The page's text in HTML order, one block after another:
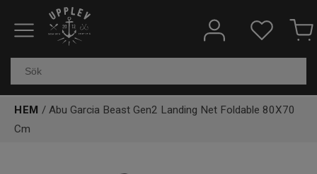
Fiskeredskap
Kläder & skor
HEM / Abu Garcia Beast Gen2 Landing Net Foldable 80X70
Cm